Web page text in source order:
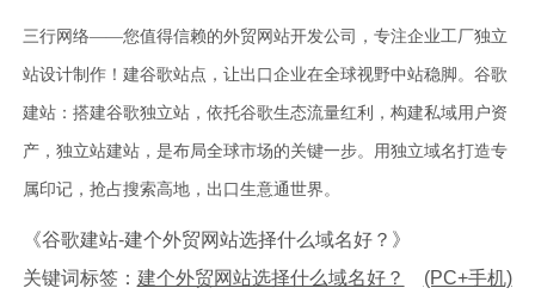
三行网络——您值得信赖的外贸网站开发公司，专注企业工厂独立
站设计制作！建谷歌站点，让出口企业在全球视野中站稳脚。谷歌
建站：搭建谷歌独立站，依托谷歌生态流量红利，构建私域用户资
产，独立站建站，是布局全球市场的关键一步。用独立域名打造专
属印记，抢占搜索高地，出口生意通世界。
《谷歌建站-建个外贸网站选择什么域名好？》
关键词标签： 建个外贸网站选择什么域名好？
(PC+手机)